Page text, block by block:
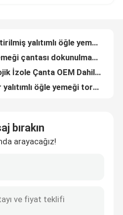
Katyonik Katlanabilir yalıtımlı öğle yemeği torbası Tekrar kullanılabilir öğle yemeği torbası Sızıntı geçirmez
ODM Paslanmaz Çelik Yemek Tabakları Çocuklar İçin
Özel Çocuk Yemek Tabakları Paslanmaz Çelik Bölünmüş Tabak Karikatür Tarzı
Çevre dostu 4 bölümlü yemek tabakları SS Kapaklı korozyona karşı
bırakın
arayacağız!